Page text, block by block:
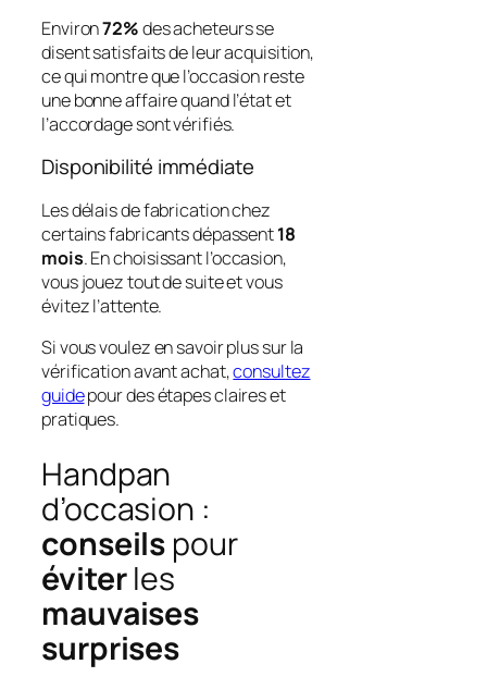
Environ72%des acheteurs se
disent satisfaits de leur acquisition,
ce qui montre que l’occasion reste
une bonne affaire quand l’état et
l’accordage sont vérifiés.
Disponibilité immédiate
Les délais de fabrication chez
certains fabricants dépassent18
mois. En choisissant l’occasion,
vous jouez tout de suite et vous
évitez l’attente.
Si vous voulez en savoir plus sur la
vérification avant achat,consultez
guidepour des étapes claires et
pratiques.
Handpan
d’occasion :
conseils pour
éviterles
mauvaises
surprises